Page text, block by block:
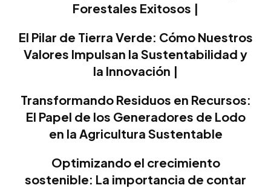
Forestales Exitosos |
El Pilar de Tierra Verde: Cómo Nuestros
Valores Impulsan la Sustentabilidad y
la Innovación |
Transformando Residuos en Recursos:
El Papel de los Generadores de Lodo
en la Agricultura Sustentable
Optimizando el crecimiento
sostenible: La importancia de contar